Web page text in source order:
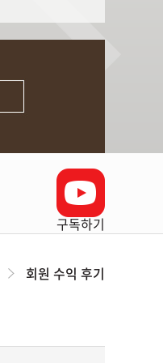
구독하기
회원 수익 후기